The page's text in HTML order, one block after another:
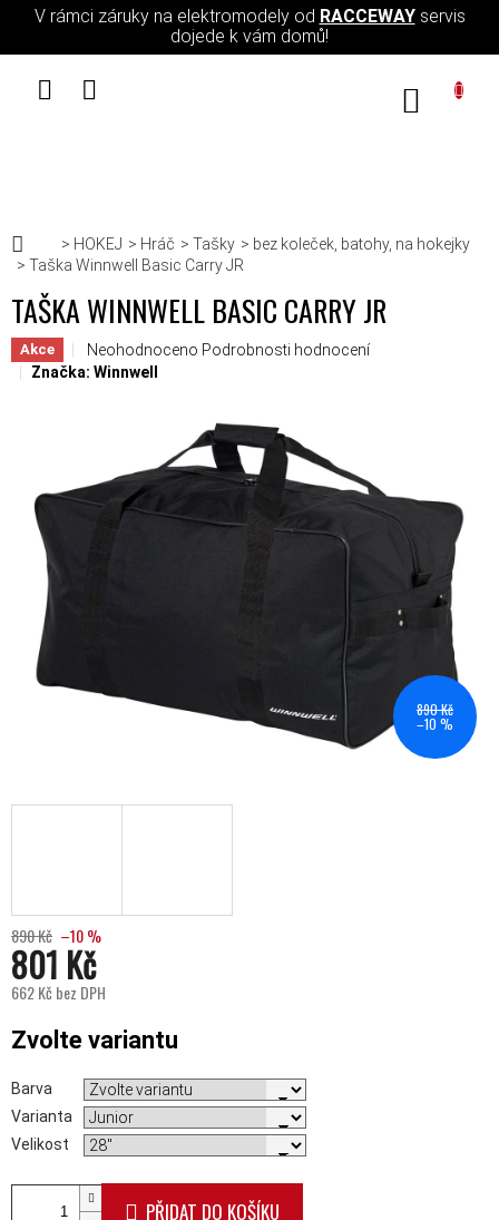
Přejít na obsah
V rámci záruky na elektromodely od RACCEWAYservis
dojede k vám domů!
Domů
HOKEJ Hráč Tašky
bez koleček, batohy, na hokejky
Taška Winnwell Basic Carry JR
TAŠKA WINNWELL BASIC CARRY JR
Akce Průměrné hodnocení produktu je 0,0 z 5 hvězdiček.
Neohodnoceno Podrobnosti hodnocení
Značka: Winnwell
890 Kč
–10 %
890 Kč –10 %
801 Kč
662 Kč bez DPH
Zvolte variantu
Barva
Varianta
Velikost
PŘIDAT DO KOŠÍKU